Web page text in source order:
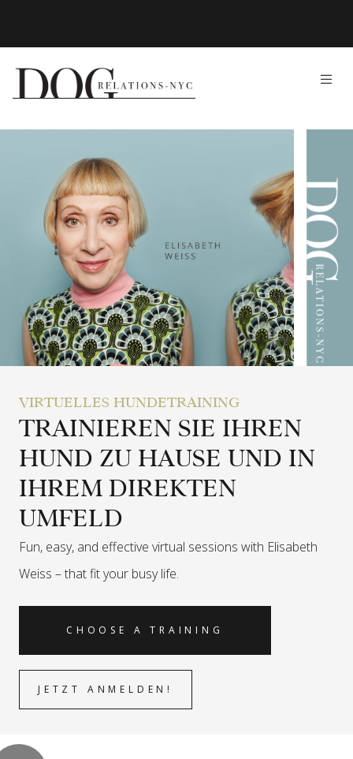
VIRTUELLES HUNDETRAINING
TRAINIEREN SIE IHREN
HUND ZU HAUSE UND IN
IHREM DIREKTEN
UMFELD
Fun, easy, and effective virtual sessions with Elisabeth
Weiss –that fit your busy life.
CHOOSE A TRAINING
JETZT ANMELDEN!